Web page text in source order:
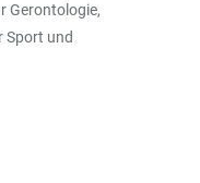
Gerontologie,
Sport und